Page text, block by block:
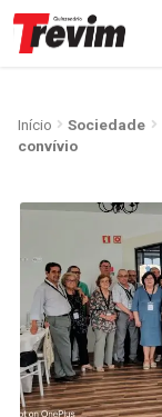
Início Sociedade
convívio